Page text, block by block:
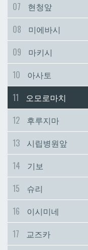
07
현청앞
08
미에바시
09
마키시
10
아사토
11
오모로마치
12
후루지마
13
시립병원앞
14
기보
15
슈리
16
이시미네
17
교즈카